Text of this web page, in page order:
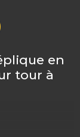
en
tour à